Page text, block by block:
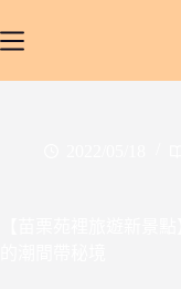
至